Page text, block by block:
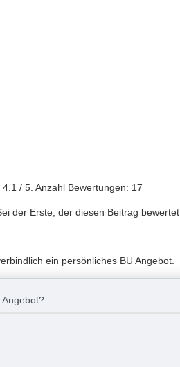
4.1 / 5. Anzahl Bewertungen: 17
der Erste, der diesen Beitrag
ein persönliches BU Angebot.